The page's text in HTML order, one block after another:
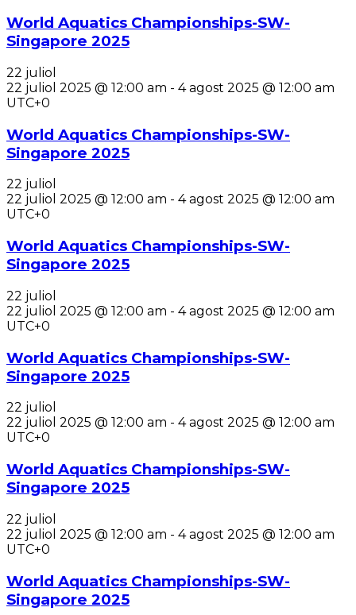
World Aquatics Championships-SW-
Singapore 2025
22 juliol
22 juliol 2025 @ 12:00 am - 4 agost 2025 @ 12:00 am
UTC+0
World Aquatics Championships-SW-
Singapore 2025
22 juliol
22 juliol 2025 @ 12:00 am - 4 agost 2025 @ 12:00 am
UTC+0
World Aquatics Championships-SW-
Singapore 2025
22 juliol
22 juliol 2025 @ 12:00 am - 4 agost 2025 @ 12:00 am
UTC+0
World Aquatics Championships-SW-
Singapore 2025
22 juliol
22 juliol 2025 @ 12:00 am - 4 agost 2025 @ 12:00 am
UTC+0
World Aquatics Championships-SW-
Singapore 2025
22 juliol
22 juliol 2025 @ 12:00 am - 4 agost 2025 @ 12:00 am
UTC+0
World Aquatics Championships-SW-
Singapore 2025